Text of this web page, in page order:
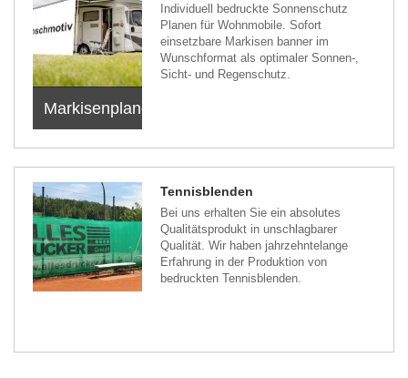
Markisenplanen
Individuell bedruckte Sonnenschutz
Planen für Wohnmobile. Sofort
einsetzbare Markisen banner im
Wunschformat als optimaler Sonnen-,
Sicht- und Regenschutz.
Tennisblenden
Bei uns erhalten Sie ein absolutes
Qualitätsprodukt in unschlagbarer
Qualität. Wir haben jahrzehntelange
Erfahrung in der Produktion von
bedruckten Tennisblenden.